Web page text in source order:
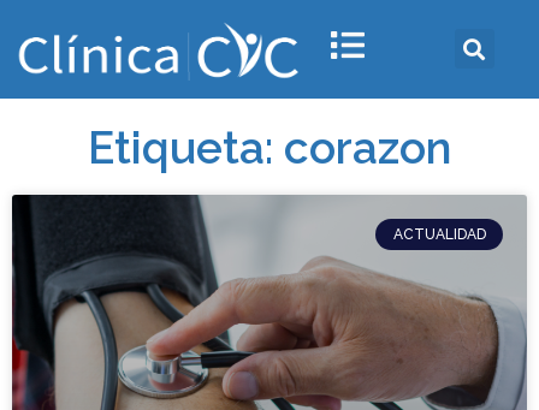
Etiqueta: corazon
ACTUALIDAD